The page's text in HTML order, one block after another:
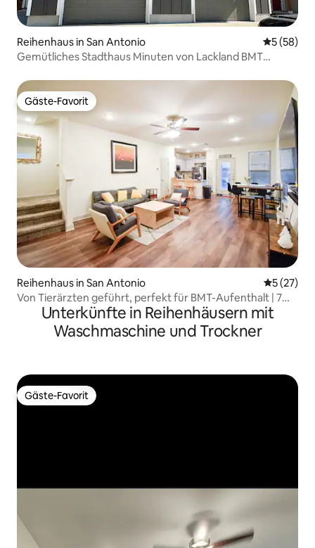
Reihenhaus in San Antonio
5 (58)
Gemütliches Stadthaus Minuten von Lackland BMT
Gäste-Favorit
Gäste-Favorit
Reihenhaus in San Antonio
5 (27)
Von Tierärzten geführt, perfekt für BMT-Aufenthalt | 7
Betten, Schlafplätze für 8 Personen!
Unterkünfte in Reihenhäusern mit
Waschmaschine und Trockner
Gäste-Favorit
Gäste-Favorit